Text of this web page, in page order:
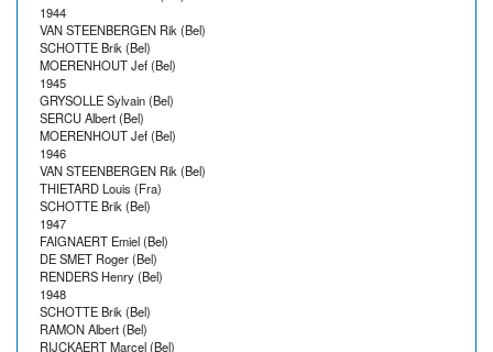
1944
VAN STEENBERGEN Rik (Bel)
SCHOTTE Brik (Bel)
MOERENHOUT Jef (Bel)
1945
GRYSOLLE Sylvain (Bel)
SERCU Albert (Bel)
MOERENHOUT Jef (Bel)
1946
VAN STEENBERGEN Rik (Bel)
THIETARD Louis (Fra)
SCHOTTE Brik (Bel)
1947
FAIGNAERT Emiel (Bel)
DE SMET Roger (Bel)
RENDERS Henry (Bel)
1948
SCHOTTE Brik (Bel)
RAMON Albert (Bel)
RIJCKAERT Marcel (Bel)